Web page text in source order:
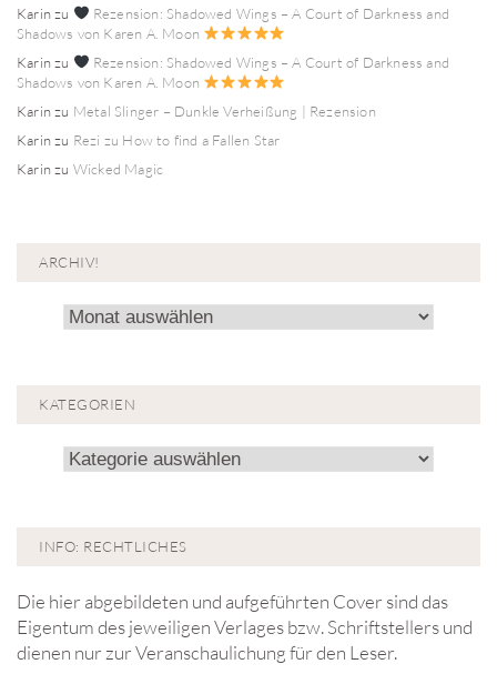
Karinzu
Rezension: Shadowed Wings – A Court of Darkness and
Shadows von Karen A. Moon
Karinzu
Rezension: Shadowed Wings – A Court of Darkness and
Shadows von Karen A. Moon
Karinzu Metal Slinger – Dunkle Verheißung | Rezension
Karinzu Rezi zu How to find a Fallen Star
Karinzu Wicked Magic
ARCHIV!
Archiv!
KATEGORIEN
Kategorien
INFO: RECHTLICHES
Die hier abgebildeten und aufgeführten Cover sind das
Eigentum des jeweiligen Verlages bzw. Schriftstellers und
dienen nur zur Veranschaulichung für den Leser.